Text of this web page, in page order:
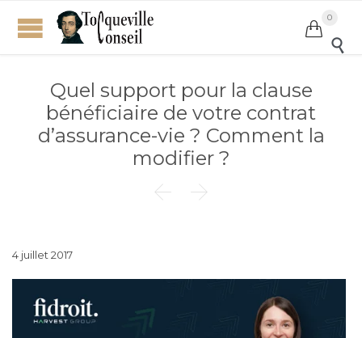

0

Quel support pour la clause
bénéficiaire de votre contrat
d’assurance-vie ? Comment la
modifier ?
 
4 juillet 2017